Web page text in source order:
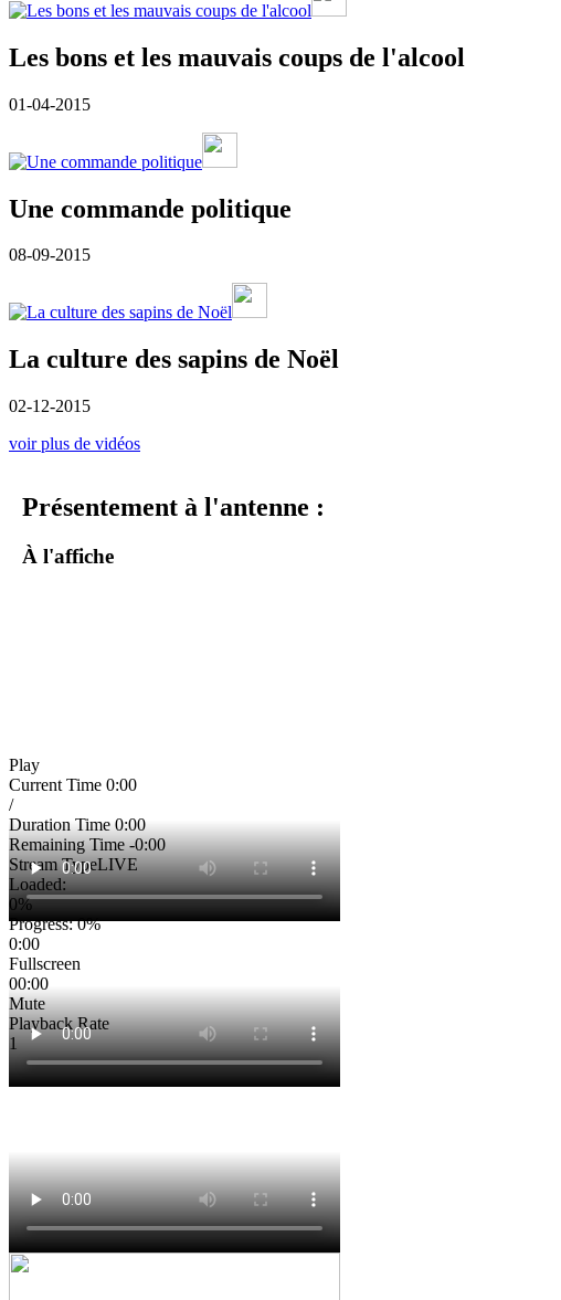
Les bons et les mauvais coups de l'alcool
01-04-2015
Une commande politique
08-09-2015
La culture des sapins de Noël
02-12-2015
voir plus de vidéos
Présentement à l'antenne :
À l'affiche
Play
Current Time 0:00
/
Duration Time 0:00
Remaining Time-0:00
Stream TypeLIVE
Loaded:
0%
Progress: 0%
0:00
Fullscreen
00:00
Mute
Playback Rate
1